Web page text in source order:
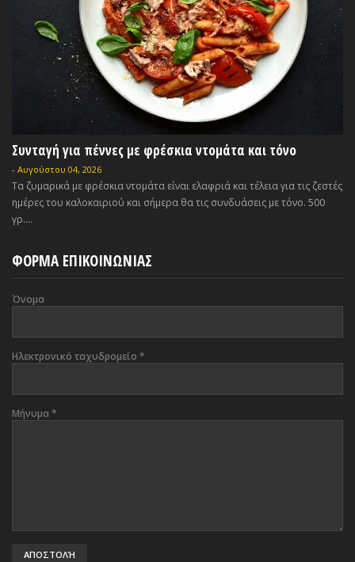
Συνταγή για πέννες με φρέσκια ντομάτα και τόνο
- Αυγούστου 04, 2026
Τα ζυμαρικά με φρέσκια ντομάτα είναι ελαφριά και τέλεια για τις ζεστές
ημέρες του καλοκαιριού και σήμερα θα τις συνδυάσεις με τόνο. 500
γρ....
ΦΟΡΜΑ ΕΠΙΚΟΙΝΩΝΙΑΣ
Όνομα
Ηλεκτρονικό ταχυδρομείο *
Μήνυμα *